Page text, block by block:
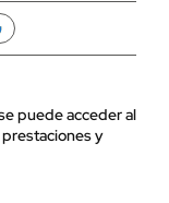
puede acceder al
y